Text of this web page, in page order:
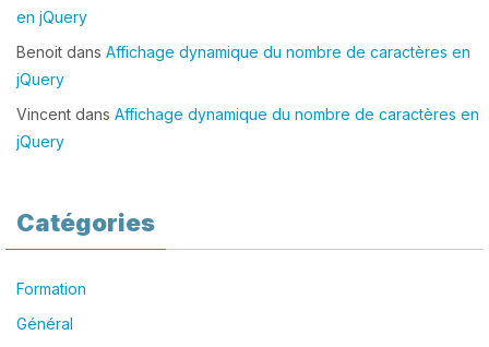
en jQuery
Benoit dans Affichage dynamique du nombre de caractères en
jQuery
Vincent dans Affichage dynamique du nombre de caractères en
jQuery
Catégories
Formation
Général